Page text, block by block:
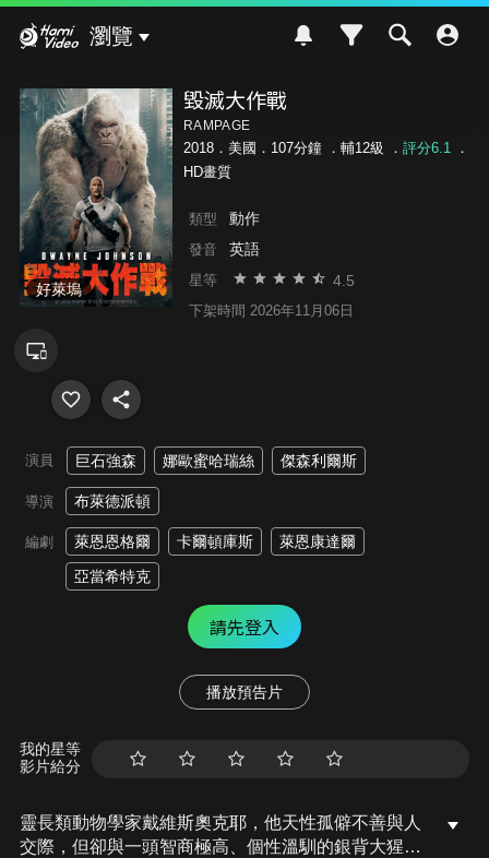
瀏覽
好萊塢
毀滅大作戰
RAMPAGE
2018．美國．107分鐘 ． 輔12級 ． 評分6.1．
HD畫質
類型 動作
發音 英語
星等 4.5
下架時間 2026年11月06日
演員 巨石強森 娜歐蜜哈瑞絲 傑森利爾斯
導演 布萊德派頓
編劇 萊恩恩格爾 卡爾頓庫斯
萊恩康達爾
亞當希特克
請先登入
播放預告片
我的星等
影片給分
靈長類動物學家戴維斯奧克耶，他天性孤僻不善與人
交際，但卻與一頭智商極高、個性溫馴的銀背大猩猩